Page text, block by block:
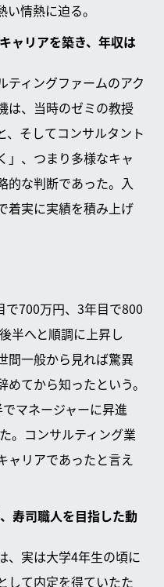
情熱に迫る。
ャリアを築き、年収は
ティングファームのアク
は、当時のゼミの教授
、そしてコンサルタント
」、つまり多様なキャ
的な判断であった。入
着実に実績を積み上げ
700万円、3年目で800
半へと順調に上昇し
間一般から見れば驚異
てから知ったという。
マネージャーに昇進
。コンサルティング業
ャリアであったと言え
寿司職人を目指した動
、実は大学4年生の頃に
して内定を得ていたた